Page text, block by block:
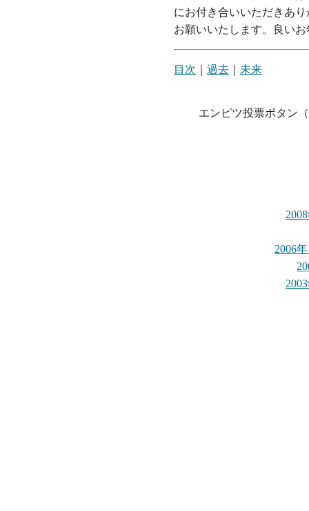
にお付き合いいただきあ
お願いいたします。良い
目次 過去 未来
エンピツ投票ボタン
2006